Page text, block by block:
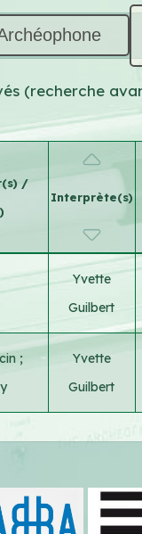
(recherche
/
Interprète(s)
Yvette
Guilbert
;
Yvette
Guilbert